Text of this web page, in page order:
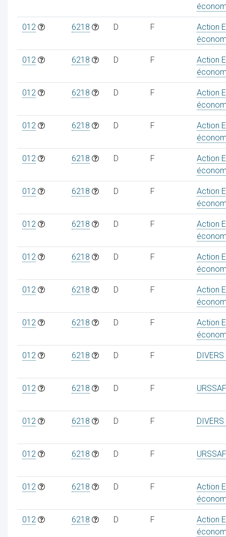
012 6218 D F
Action
012 6218 D F
Action
012 6218 D F
Action
012 6218 D F
Action
012 6218 D F
Action
012 6218 D F
Action
012 6218 D F
Action
012 6218 D F
Action
012 6218 D F
Action
012 6218 D F
Action
012 6218 D F
012 6218 D F
012 6218 D F
012 6218 D F
012 6218 D F
Action
012 6218 D F
Action